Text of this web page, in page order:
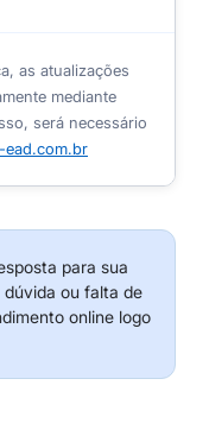
as atualizações
mediante
será necessário
ead.com.br
para sua
ou falta de
online logo